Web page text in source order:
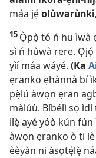
máa jẹ́
15 Ọ̀pọ̀ tó ń hu ìwà
sì ń hùwà rere.
yìí máa wáyé. (Ka
ẹranko ẹhànnà bí
pẹ̀lú àwọn ẹran
màlúù. Bíbélì sọ ìdí
ilẹ̀ ayé yóò kún fún
àwọn ẹranko ò ti
èèyàn ni àsọtẹ́lẹ̀